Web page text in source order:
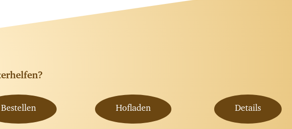
Bestellen Hofladen Details